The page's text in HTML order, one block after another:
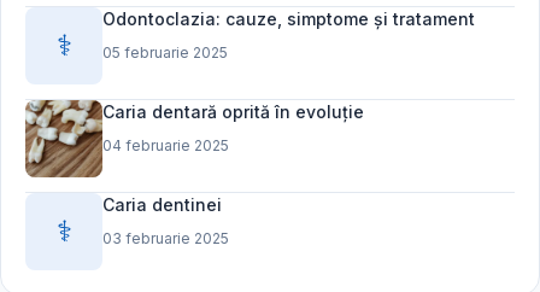
⚕️
Odontoclazia: cauze, simptome și tratament
05 februarie 2025
Caria dentară oprită în evoluție
04 februarie 2025
⚕️
Caria dentinei
03 februarie 2025